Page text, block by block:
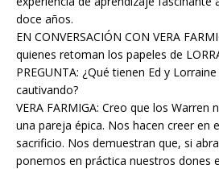
doce años.
EN CONVERSACIÓN CON VERA
quienes retoman los papeles de
PREGUNTA: ¿Qué tienen Ed y
cautivando?
VERA FARMIGA: Creo que los Warren
una pareja épica. Nos hacen creer en
sacrificio. Nos demuestran que, si
ponemos en práctica nuestros dones